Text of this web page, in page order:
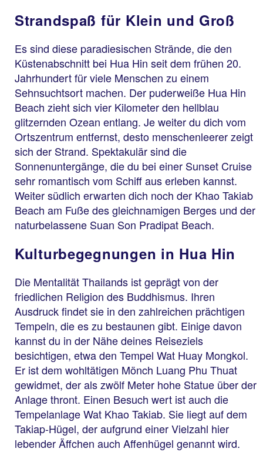
Strandspaß für Klein und Groß
Es sind diese paradiesischen Strände, die den
Küstenabschnitt bei Hua Hin seit dem frühen 20.
Jahrhundert für viele Menschen zu einem
Sehnsuchtsort machen. Der puderweiße Hua Hin
Beach zieht sich vier Kilometer den hellblau
glitzernden Ozean entlang. Je weiter du dich vom
Ortszentrum entfernst, desto menschenleerer zeigt
sich der Strand. Spektakulär sind die
Sonnenuntergänge, die du bei einer Sunset Cruise
sehr romantisch vom Schiff aus erleben kannst.
Weiter südlich erwarten dich noch der Khao Takiab
Beach am Fuße des gleichnamigen Berges und der
naturbelassene Suan Son Pradipat Beach.
Kulturbegegnungen in Hua Hin
Die Mentalität Thailands ist geprägt von der
friedlichen Religion des Buddhismus. Ihren
Ausdruck findet sie in den zahlreichen prächtigen
Tempeln, die es zu bestaunen gibt. Einige davon
kannst du in der Nähe deines Reiseziels
besichtigen, etwa den Tempel Wat Huay Mongkol.
Er ist dem wohltätigen Mönch Luang Phu Thuat
gewidmet, der als zwölf Meter hohe Statue über der
Anlage thront. Einen Besuch wert ist auch die
Tempelanlage Wat Khao Takiab. Sie liegt auf dem
Takiap-Hügel, der aufgrund einer Vielzahl hier
lebender Äffchen auch Affenhügel genannt wird.